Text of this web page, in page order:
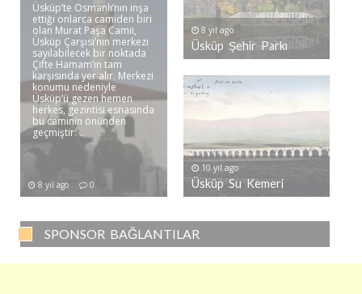
Üsküp’te Osmanlı’nın inşa
ettiği onlarca camiden biri
olan Murat Paşa Camii,
Üsküp Çarşısı’nın merkezi
sayılabilecek bir noktada
Çifte Hamam’ın tam
karşısında yer alır. Merkezi
konumu nedeniyle
Üsküp’ü gezen hemen
herkes, gezintisi esnasında
bu caminin önünden
geçmiştir. ..
8 yıl ago 0
8 yıl ago
Üsküp Şehir Parkı
10 yıl ago
Üsküp Su Kemeri
SPONSOR BAĞLANTILAR